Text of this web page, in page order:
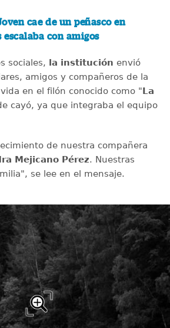
cae de un peñasco en
con amigos
sociales, la institución envió
amigos y compañeros de la
en el filón conocido como "La
cayó, ya que integraba el equipo
de nuestra compañera
Mejicano Pérez. Nuestras
se lee en el mensaje.